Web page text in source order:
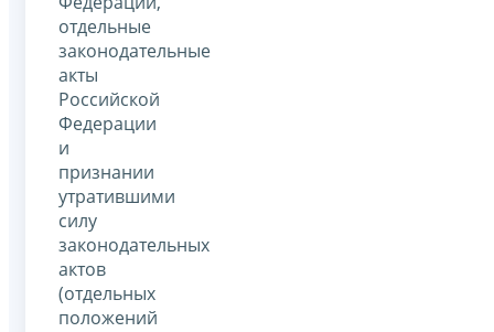
отдельные
законодательные
акты
Российской
Федерации
и
признании
утратившими
силу
законодательных
актов
(отдельных
положений